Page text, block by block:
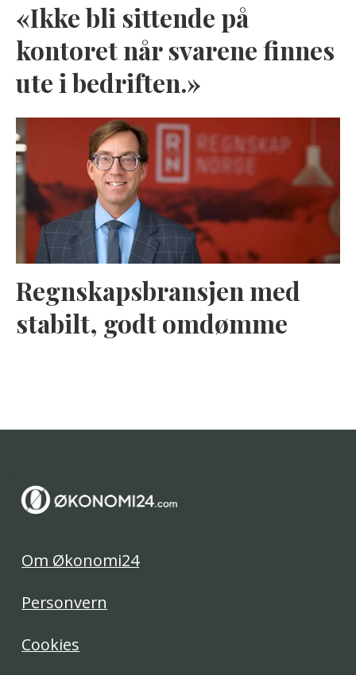
«Ikke bli sittende på
kontoret når svarene finnes
ute i bedriften.»
Regnskapsbransjen med
stabilt, godt omdømme
Om Økonomi24
Personvern
Cookies